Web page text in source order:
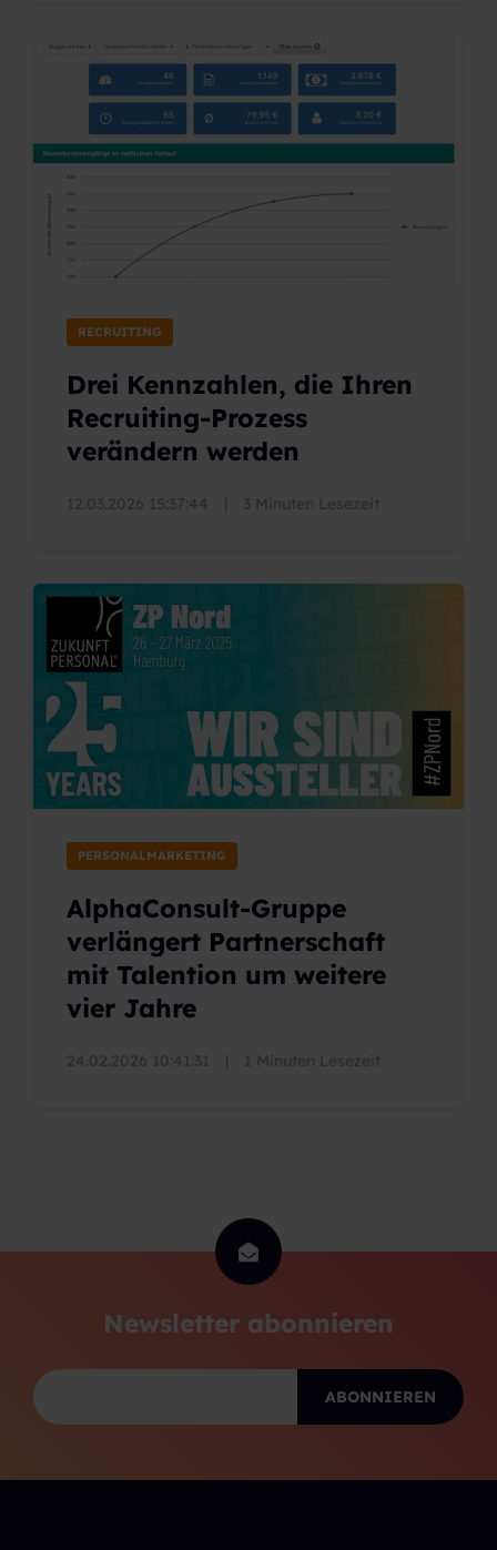
RECRUITING
Drei Kennzahlen, die Ihren
Recruiting-Prozess
verändern werden
PERSONALMARKETING
AlphaConsult-Gruppe
verlängert Partnerschaft
mit Talention um weitere
vier Jahre
Newsletter abonnieren